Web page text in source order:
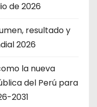
de 2026
resultado y
2026
la nueva
del Perú para
2031